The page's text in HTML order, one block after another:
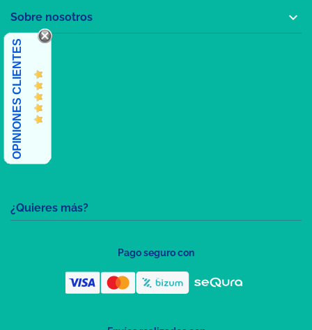
¿Quieres más?
Sobre nosotros 
OPINIONES CLIENTES
Pago seguro con